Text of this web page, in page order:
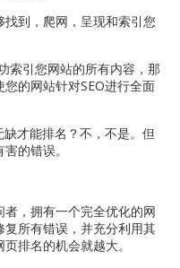
到，爬网，呈现和索引您
索引您网站的所有内容，那
的网站针对SEO进行全面
才能排名？不，不是。但
的错误。
，拥有一个完全优化的网
所有错误，并充分利用其
排名的机会就越大。